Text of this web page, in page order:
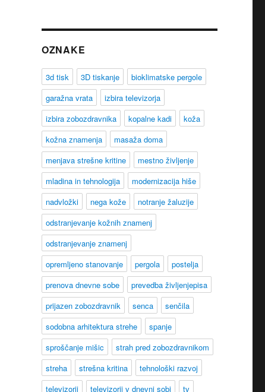
OZNAKE
3d tisk 3D tiskanje
bioklimatske pergole
garažna vrata
izbira televizorja
izbira zobozdravnika
kopalne kadi
koža
kožna znamenja
masaža doma
menjava strešne kritine
mestno življenje
mladina in tehnologija
modernizacija hiše
nadvložki
nega kože
notranje žaluzije
odstranjevanje kožnih znamenj
odstranjevanje znamenj
opremljeno stanovanje
pergola
postelja
prenova dnevne sobe
prevedba življenjepisa
prijazen zobozdravnik
senca
senčila
sodobna arhitektura strehe
spanje
sproščanje mišic
strah pred zobozdravnikom
streha
strešna kritina
tehnološki razvoj
televizorji
televizorji v dnevni sobi tv